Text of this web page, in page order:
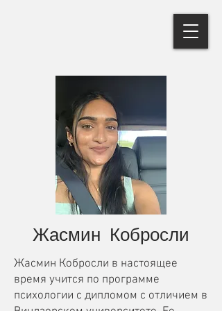
Жасмин Кобросли
Жасмин Кобросли в настоящее
время учится по программе
психологии с дипломом с отличием в